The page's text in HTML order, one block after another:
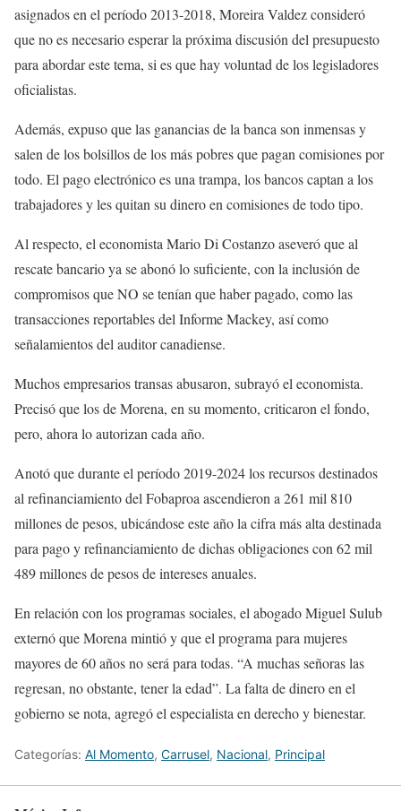
asignados en el período 2013-2018, Moreira Valdez consideró
que no es necesario esperar la próxima discusión del presupuesto
para abordar este tema, si es que hay voluntad de los legisladores
oficialistas.
Además, expuso que las ganancias de la banca son inmensas y
salen de los bolsillos de los más pobres que pagan comisiones por
todo. El pago electrónico es una trampa, los bancos captan a los
trabajadores y les quitan su dinero en comisiones de todo tipo.
Al respecto, el economista Mario Di Costanzo aseveró que al
rescate bancario ya se abonó lo suficiente, con la inclusión de
compromisos que NO se tenían que haber pagado, como las
transacciones reportables del Informe Mackey, así como
señalamientos del auditor canadiense.
Muchos empresarios transas abusaron, subrayó el economista.
Precisó que los de Morena, en su momento, criticaron el fondo,
pero, ahora lo autorizan cada año.
Anotó que durante el período 2019-2024 los recursos destinados
al refinanciamiento del Fobaproa ascendieron a 261 mil 810
millones de pesos, ubicándose este año la cifra más alta destinada
para pago y refinanciamiento de dichas obligaciones con 62 mil
489 millones de pesos de intereses anuales.
En relación con los programas sociales, el abogado Miguel Sulub
externó que Morena mintió y que el programa para mujeres
mayores de 60 años no será para todas. “A muchas señoras las
regresan, no obstante, tener la edad”. La falta de dinero en el
gobierno se nota, agregó el especialista en derecho y bienestar.
Categorías: Al Momento, Carrusel, Nacional, Principal